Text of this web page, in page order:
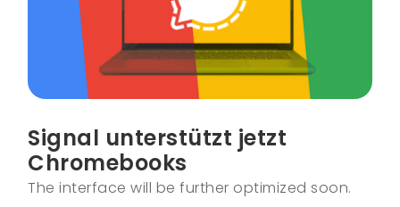
Signal unterstützt jetzt
Chromebooks
The interface will be further optimized soon.